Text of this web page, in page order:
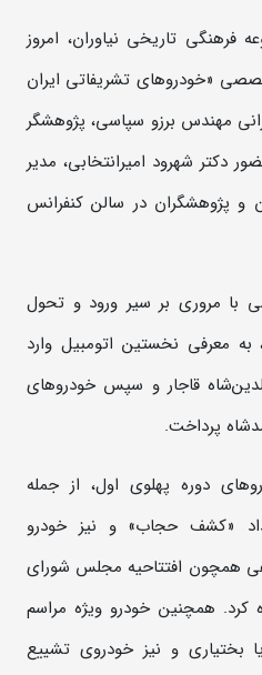
تاریخی نیاوران، امروز
تخصصی «خودروهای تشریفاتی ایران
مهندس برزو سپاسی، پژوهشگر
دکتر شهرود امیرانتخابی، مدیر
و پژوهشگران در سالن کنفرانس
مروری بر سیر ورود و تحول
به معرفی نخستین اتومبیل وارد
قاجار و سپس خودروهای
پرداخت.
دوره پهلوی اول، از جمله
«کشف حجاب» و نیز خودرو
همچون افتتاحیه مجلس شورای
کرد. همچنین خودرو ویژه مراسم
بختیاری و نیز خودروی تشییع